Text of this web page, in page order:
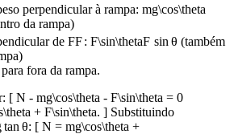
perpendicular à rampa: mg\cos\theta
da rampa)
de FF:F\sin\thetaF sin θ (também
fora da rampa.
[ N - mg\cos\theta - F\sin\theta = 0
+ F\sin\theta. ] Substituindo
tan θ: [ N = mg\cos\theta +